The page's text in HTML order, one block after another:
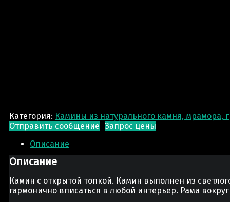
Категория: Камины из натурального камня, мрамора,
Отправить сообщение Запрос цены
Описание
Описание
Камин с открытой топкой. Камин выполнен из
гармонично вписаться в любой интерьер. Рама